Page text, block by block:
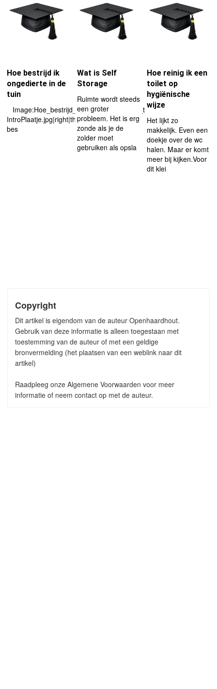
Hoe bestrijd ik
ongedierte in de
tuin
Image:Hoe_bestrijd_ik_ongedierte_in_de_tuin-
IntroPlaatje.jpg|right|thumbHoe...
bes
Wat is Self
Storage
Ruimte wordt steeds
een groter
probleem. Het is erg
zonde als je de
zolder moet
gebruiken als opsla
Hoe reinig ik een
toilet op
hygiënische
wijze
Het lijkt zo
makkelijk. Even een
doekje over de wc
halen. Maar er komt
meer bij kijken.Voor
dit klei
Copyright
Dit artikel is eigendom van de auteur Openhaardhout.
Gebruik van deze informatie is alleen toegestaan met
toestemming van de auteur of met een geldige
bronvermelding (het plaatsen van een weblink naar dit
artikel)
Raadpleeg onze Algemene Voorwaarden voor meer
informatie of neem contact op met de auteur.